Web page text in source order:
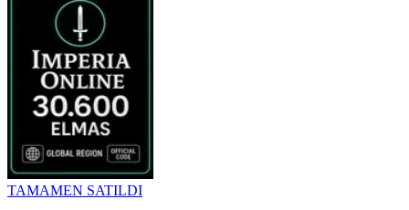
TAMAMEN SATILDI